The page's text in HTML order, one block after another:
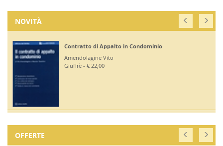
NOVITÀ
Contratto di Appalto in Condominio
Amendolagine Vito
Giuffrè - € 22,00
OFFERTE